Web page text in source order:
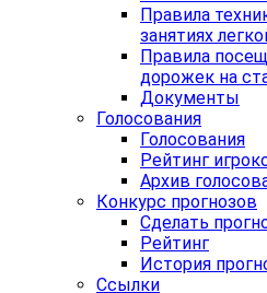
Правила
занятиях
Правила
дорожек на
Документы
Голосования
Голосования
Рейтинг
Архив
Конкурс прогнозов
Сделать
Рейтинг
История
Ссылки